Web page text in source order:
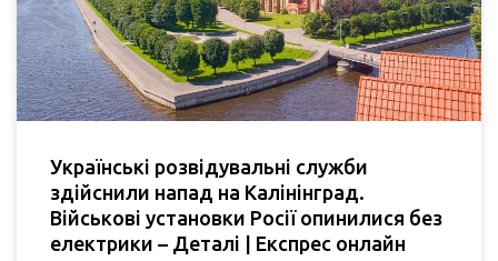
Українські розвідувальні служби
здійснили напад на Калінінград.
Військові установки Росії опинилися без
електрики – Деталі | Експрес онлайн